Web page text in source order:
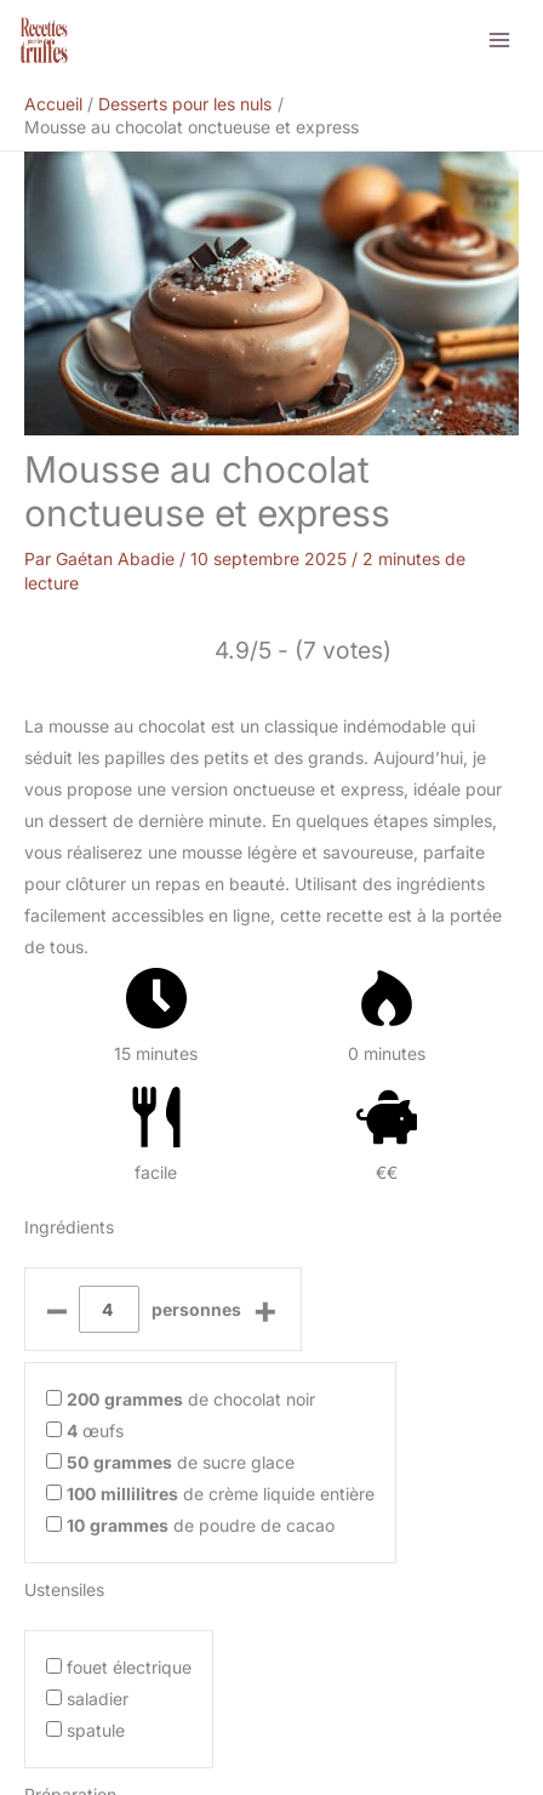
Aller
Accueil
Desserts pour les nuls
Mousse au chocolat onctueuse et express
Mousse au chocolat
onctueuse et express
Par Gaétan Abadie / 10 septembre 2025 / 2 minutes de
lecture
4.9/5 - (7 votes)
La mousse au chocolat est un classique indémodable qui
séduit les papilles des petits et des grands. Aujourd’hui, je
vous propose une version onctueuse et express, idéale pour
un dessert de dernière minute. En quelques étapes simples,
vous réaliserez une mousse légère et savoureuse, parfaite
pour clôturer un repas en beauté. Utilisant des ingrédients
facilement accessibles en ligne, cette recette est à la portée
de tous.
15 minutes 0 minutes
facile €€
Ingrédients
– personnes +
200 grammes de chocolat noir
4 œufs
50 grammes de sucre glace
100 millilitres de crème liquide entière
10 grammes de poudre de cacao
Ustensiles
fouet électrique
saladier
spatule
Rechercher